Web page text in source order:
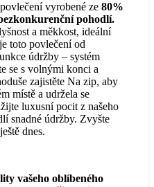
vyrobené ze 80%
pohodlí.
a měkkost, ideální
toto povlečení od
údržby – systém
se s volnými konci a
zajistěte Na zip, aby
místě a udržela se
luxusní pocit z našeho
snadné údržby. Zvyšte
dnes.
vašeho oblíbeného